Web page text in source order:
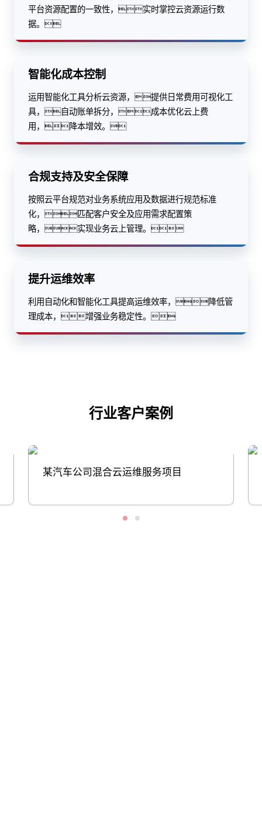
平台资源配置的一致性，实时掌控云资源运行数
据。
智能化成本控制
运用智能化工具分析云资源，提供日常费用可视化工
具，自动账单拆分，成本优化云上费
用，降本增效。
合规支持及安全保障
按照云平台规范对业务系统应用及数据进行规范标准
化，匹配客户安全及应用需求配置策
略，实现业务云上管理。
提升运维效率
利用自动化和智能化工具提高运维效率，降低管
理成本，增强业务稳定性。
行业客户案例
某汽车公司混合云运维服务项目